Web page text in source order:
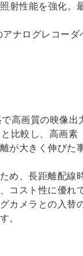
射性能を強化。
ナログレコーダ
高画質の映像
比較し、高画
が大きく伸びた
め、長距離配線
コスト性に優れ
カメラとの入替
。